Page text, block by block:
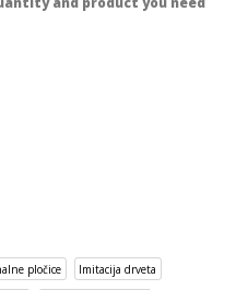
pločice Imitacija drveta